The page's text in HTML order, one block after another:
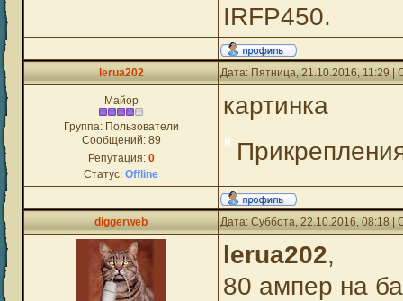
IRFP450.
lerua202 Дата: Пятница, 21.10.2016, 11:29
Майор
Группа: Пользователи
Сообщений: 89
Репутация: 0
Статус: Offline
картинка
diggerweb Дата: Суббота, 22.10.2016, 08:18
lerua202,
80 ампер на